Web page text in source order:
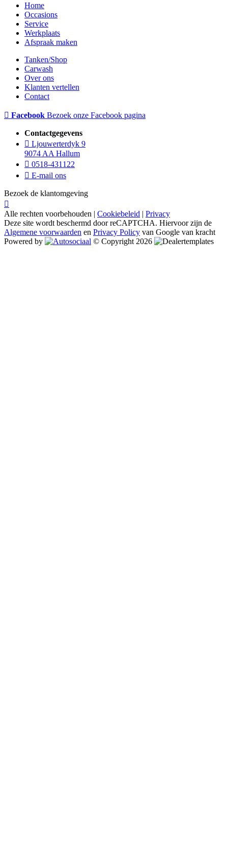
Home
Occasions
Service
Werkplaats
Afspraak maken
Tanken/Shop
Carwash
Over ons
Klanten vertellen
Contact
Facebook Bezoek onze Facebook pagina
Contactgegevens
Ljouwerterdyk 9
9074 AA Hallum
0518-431122
E-mail ons
Bezoek de klantomgeving
Alle rechten voorbehouden | Cookiebeleid | Privacy
Deze site wordt beschermd door reCAPTCHA. Hiervoor zijn de
Algemene voorwaarden en Privacy Policy van Google van kracht
Powered by
© Copyright 2026